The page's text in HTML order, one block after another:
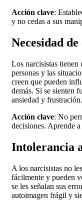
Acción clave:
y no cedas a sus
Necesidad
Los narcisistas tienen
personas y las
creen que pueden
demás. Si se sienten
ansiedad y frustración.
Acción clave: No
decisiones. Aprende
Intolerancia
A los narcisistas no
fácilmente y pueden
se les señalan sus
autoimagen frágil y